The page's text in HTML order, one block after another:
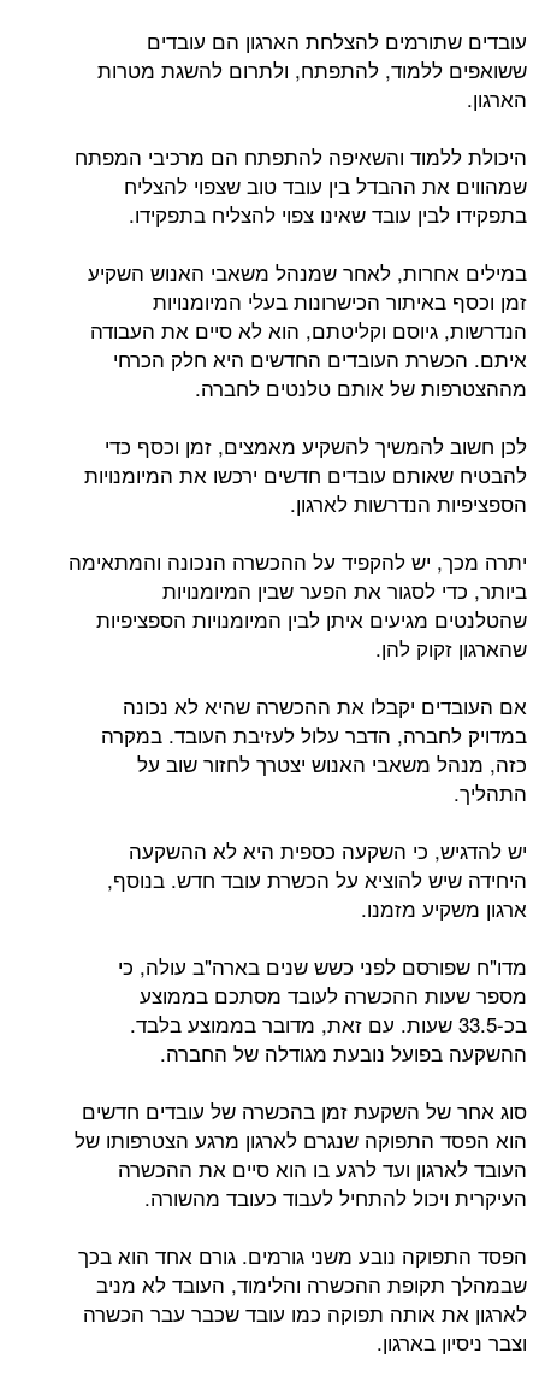
עובדים שתורמים להצלחת הארגון הם עובדים
ששואפים ללמוד, להתפתח, ולתרום להשגת מטרות
הארגון.
היכולת ללמוד והשאיפה להתפתח הם מרכיבי המפתח
שמהווים את ההבדל בין עובד טוב שצפוי להצליח
בתפקידו לבין עובד שאינו צפוי להצליח בתפקידו.
במילים אחרות, לאחר שמנהל משאבי האנוש השקיע
זמן וכסף באיתור הכישרונות בעלי המיומנויות
הנדרשות, גיוסם וקליטתם, הוא לא סיים את העבודה
איתם. הכשרת העובדים החדשים היא חלק הכרחי
מההצטרפות של אותם טלנטים לחברה.
לכן חשוב להמשיך להשקיע מאמצים, זמן וכסף כדי
להבטיח שאותם עובדים חדשים ירכשו את המיומנויות
הספציפיות הנדרשות לארגון.
יתרה מכך, יש להקפיד על ההכשרה הנכונה והמתאימה
ביותר, כדי לסגור את הפער שבין המיומנויות
שהטלנטים מגיעים איתן לבין המיומנויות הספציפיות
שהארגון זקוק להן.
אם העובדים יקבלו את ההכשרה שהיא לא נכונה
במדויק לחברה, הדבר עלול לעזיבת העובד. במקרה
כזה, מנהל משאבי האנוש יצטרך לחזור שוב על
התהליך.
יש להדגיש, כי השקעה כספית היא לא ההשקעה
היחידה שיש להוציא על הכשרת עובד חדש. בנוסף,
ארגון משקיע מזמנו.
מדו"ח שפורסם לפני כשש שנים בארה"ב עולה, כי
מספר שעות ההכשרה לעובד מסתכם בממוצע
בכ-33.5 שעות. עם זאת, מדובר בממוצע בלבד.
ההשקעה בפועל נובעת מגודלה של החברה.
סוג אחר של השקעת זמן בהכשרה של עובדים חדשים
הוא הפסד התפוקה שנגרם לארגון מרגע הצטרפותו של
העובד לארגון ועד לרגע בו הוא סיים את ההכשרה
העיקרית ויכול להתחיל לעבוד כעובד מהשורה.
הפסד התפוקה נובע משני גורמים. גורם אחד הוא בכך
שבמהלך תקופת ההכשרה והלימוד, העובד לא מניב
לארגון את אותה תפוקה כמו עובד שכבר עבר הכשרה
וצבר ניסיון בארגון.